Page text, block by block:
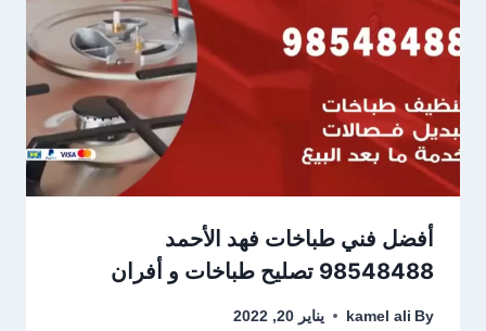
أفضل فني طباخات فهد الأحمد
98548488 تصليح طباخات و أفران
By
kamel ali يناير 20, 2022